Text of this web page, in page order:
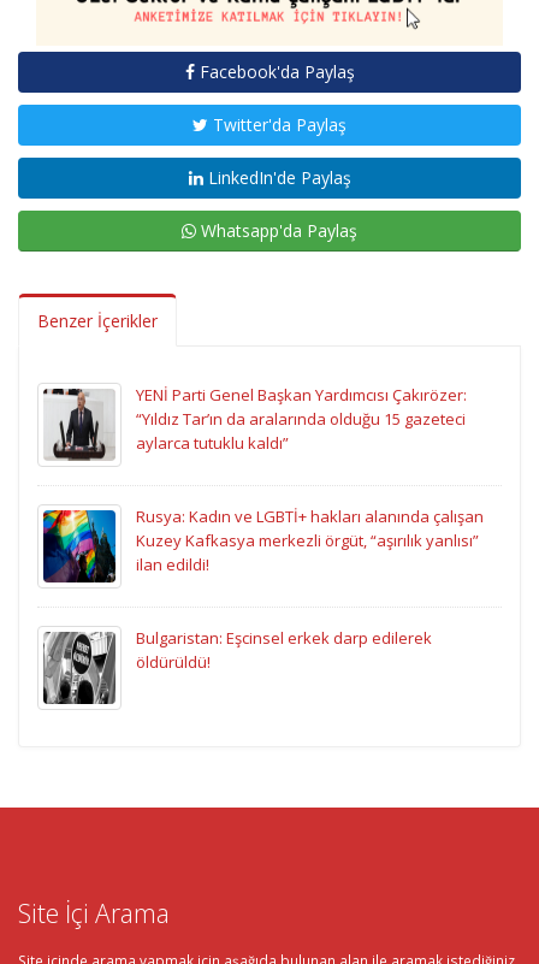
Facebook'da Paylaş
Twitter'da Paylaş
LinkedIn'de Paylaş
Whatsapp'da Paylaş
Benzer İçerikler
YENİ Parti Genel Başkan Yardımcısı Çakırözer:
“Yıldız Tar’ın da aralarında olduğu 15 gazeteci
aylarca tutuklu kaldı”
Rusya: Kadın ve LGBTİ+ hakları alanında çalışan
Kuzey Kafkasya merkezli örgüt, “aşırılık yanlısı”
ilan edildi!
Bulgaristan: Eşcinsel erkek darp edilerek
öldürüldü!
Site İçi Arama